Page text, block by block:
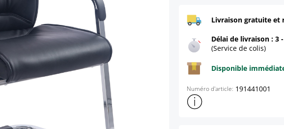
Livraison gratuite et
Délai de livraison : 3
(Service de colis)
Disponible
Numéro d'article: 191441001
Afficher plus d'informations